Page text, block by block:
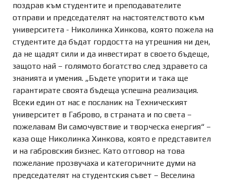
поздрав към студентите и преподавателите
отправи и председателят на настоятелството към
университета - Николинка Хинкова, която пожела на
студентите да бъдат гордостта на утрешния ни ден,
да не щадят сили и да инвестират в своето бъдеще,
защото най – голямото богатство след здравето са
знанията и умения. „Бъдете упорити и така ще
гарантирате своята бъдеща успешна реализация.
Всеки един от нас е посланик на Техническият
университет в Габрово, в страната и по света –
пожелавам Ви самочувствие и творческа енергия“ –
каза още Николинка Хинкова, която е представител
и на габровския бизнес. Като отговор на това
пожелание прозвучаха и категоричните думи на
председателят на студентския съвет – Веселина